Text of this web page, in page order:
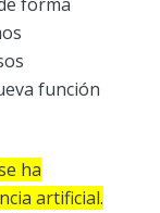
función
ha
artificial.